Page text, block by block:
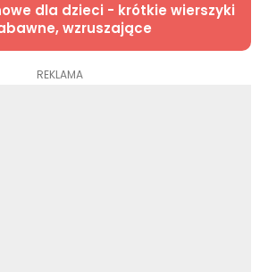
dla dzieci - krótkie wierszyki
wzruszające
REKLAMA